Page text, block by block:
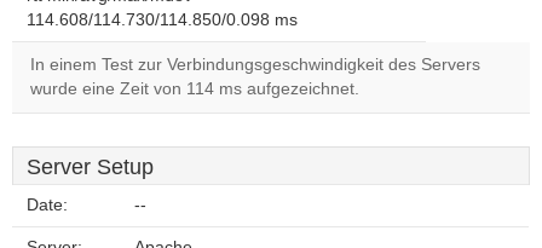
114.608/114.730/114.850/0.098 ms
In einem Test zur Verbindungsgeschwindigkeit des Servers
wurde eine Zeit von 114 ms aufgezeichnet.
Server Setup
Date: --